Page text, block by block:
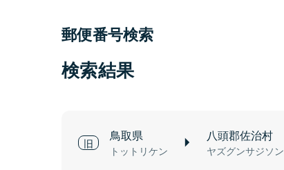
郵便番号検索
検索結果
鳥取県
トットリケン
八頭郡佐治村
ヤズグンサジソン